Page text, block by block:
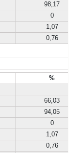
98,17
0
1,07
0,76
%
66,03
94,05
0
1,07
0,76